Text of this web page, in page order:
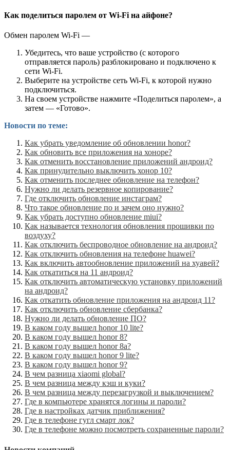
Как поделиться паролем от Wi-Fi на айфоне?
Обмен паролем Wi-Fi —
Убедитесь, что ваше устройство (с которого
отправляется пароль) разблокировано и подключено к
сети Wi-Fi.
Выберите на устройстве сеть Wi-Fi, к которой нужно
подключиться.
На своем устройстве нажмите «Поделиться паролем», а
затем — «Готово».
Новости по теме:
Как убрать уведомление об обновлении honor?
Как обновить все приложения на хоноре?
Как отменить восстановление приложений андроид?
Как принудительно выключить хонор 10?
Как отменить последнее обновление на телефон?
Нужно ли делать резервное копирование?
Где отключить обновление инстаграм?
Что такое обновление по и зачем оно нужно?
Как убрать доступно обновление miui?
Как называется технология обновления прошивки по
воздуху?
Как отключить беспроводное обновление на андроид?
Как отключить обновления на телефоне huawei?
Как включить автообновление приложений на хуавей?
Как откатиться на 11 андроид?
Как отключить автоматическую установку приложений
на андроид?
Как откатить обновление приложения на андроид 11?
Как отключить обновление сбербанка?
Нужно ли делать обновление ПО?
В каком году вышел honor 10 lite?
В каком году вышел honor 8?
В каком году вышел honor 8a?
В каком году вышел honor 9 lite?
В каком году вышел honor 9?
В чем разница xiaomi global?
В чем разница между кэш и куки?
В чем разница между перезагрузкой и выключением?
Где в компьютере хранятся логины и пароли?
Где в настройках датчик приближения?
Где в телефоне гугл смарт лок?
Где в телефоне можно посмотреть сохраненные пароли?